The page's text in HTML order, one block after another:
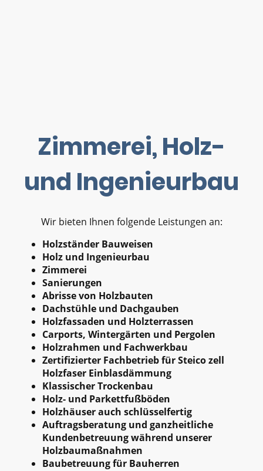
Zimmerei, Holz-
und Ingenieurbau
Wir bieten Ihnen folgende Leistungen an:
Holzständer Bauweisen
Holz und Ingenieurbau
Zimmerei
Sanierungen
Abrisse von Holzbauten
Dachstühle und Dachgauben
Holzfassaden und Holzterrassen
Carports, Wintergärten und Pergolen
Holzrahmen und Fachwerkbau
Zertifizierter Fachbetrieb für Steico zell
Holzfaser Einblasdämmung
Klassischer Trockenbau
Holz- und Parkettfußböden
Holzhäuser auch schlüsselfertig
Auftragsberatung und ganzheitliche
Kundenbetreuung während unserer
Holzbaumaßnahmen
Baubetreuung für Bauherren